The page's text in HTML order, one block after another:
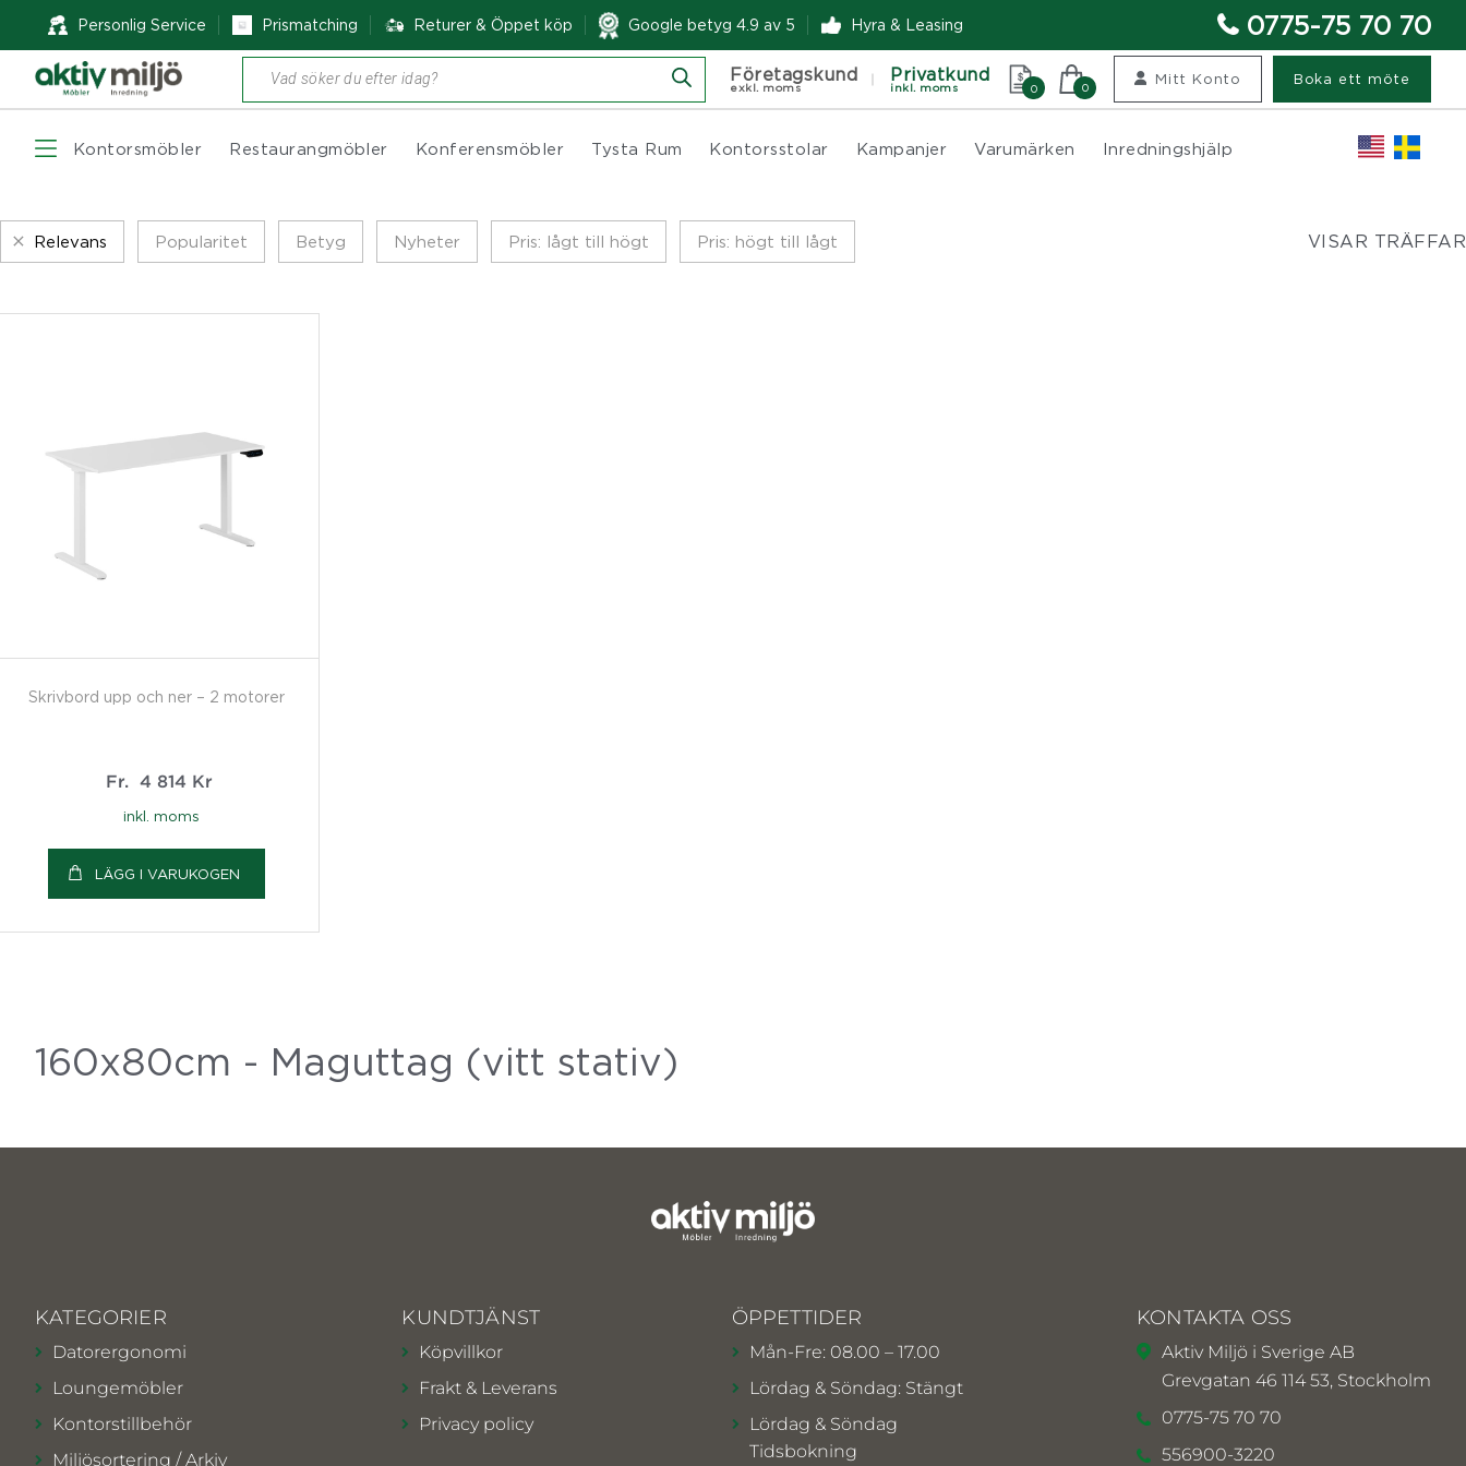
Personlig Service Prismatching Returer & Öppet köp Google betyg 4.9 av 5 Hyra & Leasing 0775-75 70 70
Produktsökning Företagskund
exkl. moms
Privatkund
inkl. moms 0 0
Mitt Konto Boka ett möte
Kontorsmöbler Restaurangmöbler Konferensmöbler Tysta Rum Kontorsstolar Kampanjer Varumärken Inredningshjälp
Relevans Popularitet Betyg Nyheter Pris: lågt till högt Pris: högt till lågt VISAR TRÄFFAR
Skrivbord upp och ner – 2 motorer
Fr. 4 814 Kr
inkl. moms
LÄGG I VARUKOGEN
160x80cm - Maguttag (vitt stativ)
KATEGORIER
Datorergonomi
Loungemöbler
Kontorstillbehör
Miljösortering / Arkiv
KUNDTJÄNST
Köpvillkor
Frakt & Leverans
Privacy policy
ÖPPETTIDER
Mån-Fre: 08.00 – 17.00
Lördag & Söndag: Stängt
Lördag & Söndag
Tidsbokning
KONTAKTA OSS
Aktiv Miljö i Sverige AB
Grevgatan 46 114 53, Stockholm
0775-75 70 70
556900-3220